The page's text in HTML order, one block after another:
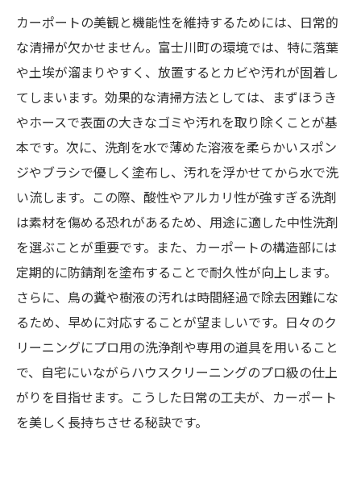
カーポートの美観と機能性を維持するためには、日常的
な清掃が欠かせません。富士川町の環境では、特に落葉
や土埃が溜まりやすく、放置するとカビや汚れが固着し
てしまいます。効果的な清掃方法としては、まずほうき
やホースで表面の大きなゴミや汚れを取り除くことが基
本です。次に、洗剤を水で薄めた溶液を柔らかいスポン
ジやブラシで優しく塗布し、汚れを浮かせてから水で洗
い流します。この際、酸性やアルカリ性が強すぎる洗剤
は素材を傷める恐れがあるため、用途に適した中性洗剤
を選ぶことが重要です。また、カーポートの構造部には
定期的に防錆剤を塗布することで耐久性が向上します。
さらに、鳥の糞や樹液の汚れは時間経過で除去困難にな
るため、早めに対応することが望ましいです。日々のク
リーニングにプロ用の洗浄剤や専用の道具を用いること
で、自宅にいながらハウスクリーニングのプロ級の仕上
がりを目指せます。こうした日常の工夫が、カーポート
を美しく長持ちさせる秘訣です。